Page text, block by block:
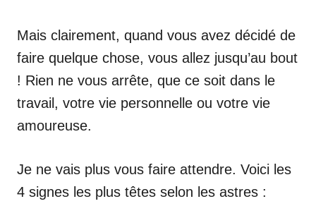
Mais clairement, quand vous avez décidé de
faire quelque chose, vous allez jusqu’au bout
! Rien ne vous arrête, que ce soit dans le
travail, votre vie personnelle ou votre vie
amoureuse.
Je ne vais plus vous faire attendre. Voici les
4 signes les plus têtes selon les astres :